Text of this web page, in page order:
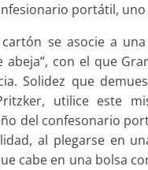
portátil, uno
se asocie a
abeja”, con el que
Solidez que
utilice este
del confesonario
al plegarse en
cabe en una bolsa